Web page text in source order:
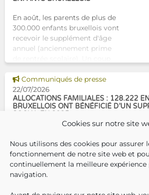
Cookies sur notre site
Nous utilisons des cookies pour assurer
fonctionnement de notre site web et
continuellement la meilleure expérience
navigation.
En août, les parents de plus de
300.000 enfants bruxellois vont
recevoir le supplément d'âge
annuel (anciennement prime
commencer la
Voir cette news
Communiqués de presse
22/07/2026
ALLOCATIONS FAMILIALES : 128.222
BRUXELLOIS ONT BÉNÉFICIÉ D’UN
En décembre 2025, 304.966
enfants bruxellois avaient droit
aux allocations familiales.
Parmi eux, 128.222
supplément social en plus du